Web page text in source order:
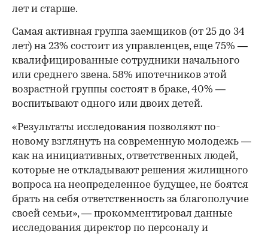
лет и старше.
Самая активная группа заемщиков (от 25 до 34
лет) на 23% состоит из управленцев, еще 75% —
квалифицированные сотрудники начального
или среднего звена. 58% ипотечников этой
возрастной группы состоят в браке, 40% —
воспитывают одного или двоих детей.
«Результаты исследования позволяют по-
новому взглянуть на современную молодежь —
как на инициативных, ответственных людей,
которые не откладывают решения жилищного
вопроса на неопределенное будущее, не боятся
брать на себя ответственность за благополучие
своей семьи», — прокомментировал данные
исследования директор по персоналу и